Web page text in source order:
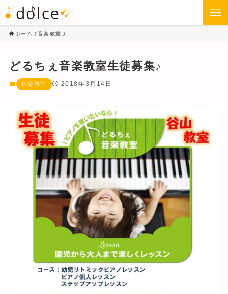
ホーム 音楽教室
どるちぇ音楽教室生徒募集♪
音楽教室 2018年3月14日